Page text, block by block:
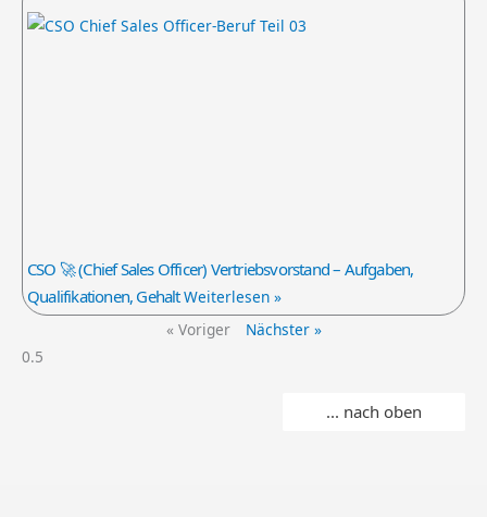
CSO 🚀 (Chief Sales Officer) Vertriebsvorstand – Aufgaben,
Qualifikationen, GehaltWeiterlesen »
« Voriger
Nächster »
... nach oben